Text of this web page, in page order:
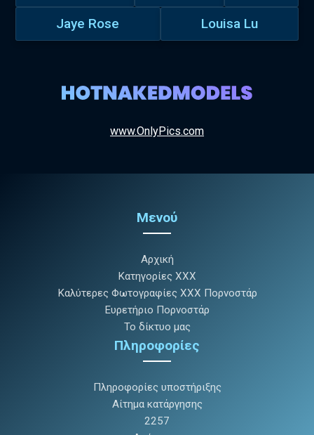
Jaye Rose Louisa Lu
www.OnlyPics.com
Μενού
Αρχική
Κατηγορίες XXX
Καλύτερες Φωτογραφίες XXX Πορνοστάρ
Ευρετήριο Πορνοστάρ
Το δίκτυο μας
Πληροφορίες
Πληροφορίες υποστήριξης
Αίτημα κατάργησης
2257